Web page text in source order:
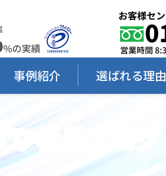
事例紹介 選ばれる理由
ワ社長ブログ